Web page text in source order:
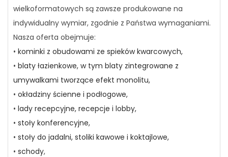
wielkoformatowych są zawsze produkowane na
indywidualny wymiar, zgodnie z Państwa wymaganiami.
Nasza oferta obejmuje:
• kominki z obudowami ze spieków kwarcowych,
• blaty łazienkowe, w tym blaty zintegrowane z
umywalkami tworzące efekt monolitu,
• okładziny ścienne i podłogowe,
• lady recepcyjne, recepcje i lobby,
• stoły konferencyjne,
• stoły do jadalni, stoliki kawowe i koktajlowe,
• schody,